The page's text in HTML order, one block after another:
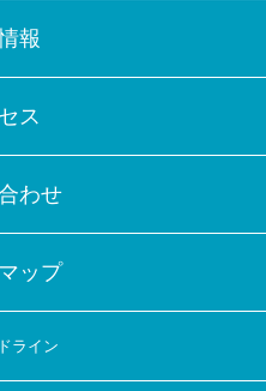
報
ス
わせ
ップ
ライン